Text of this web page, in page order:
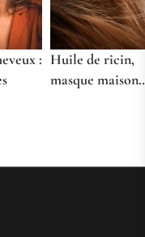
: Huile de ricin,
masque